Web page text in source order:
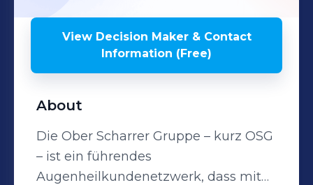
View Decision Maker & Contact
Information (Free)
About
Die Ober Scharrer Gruppe – kurz OSG
– ist ein führendes
Augenheilkundenetzwerk, dass mit